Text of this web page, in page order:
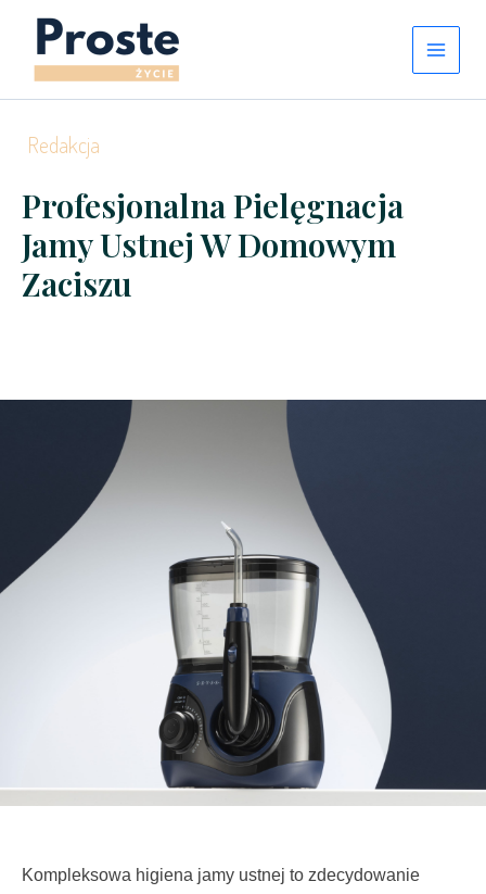
Przejdź
treści
Redakcja
Profesjonalna Pielęgnacja
Jamy Ustnej W Domowym
Zaciszu
Kompleksowa higiena jamy ustnej to zdecydowanie